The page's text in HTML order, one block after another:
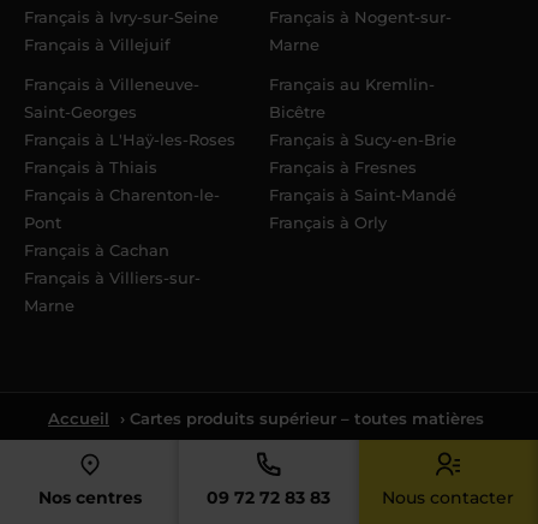
Nos centres 09 72 72 83 83 Nous contacter
Français à Ivry-sur-Seine
Français à Villejuif
Français à Nogent-sur-
Marne
Français à Villeneuve-
Saint-Georges
Français à L'Haÿ-les-Roses
Français à Thiais
Français à Charenton-le-
Pont
Français à Cachan
Français à Villiers-sur-
Marne
Français au Kremlin-
Bicêtre
Français à Sucy-en-Brie
Français à Fresnes
Français à Saint-Mandé
Français à Orly
Accueil › Cartes produits supérieur – toutes matières